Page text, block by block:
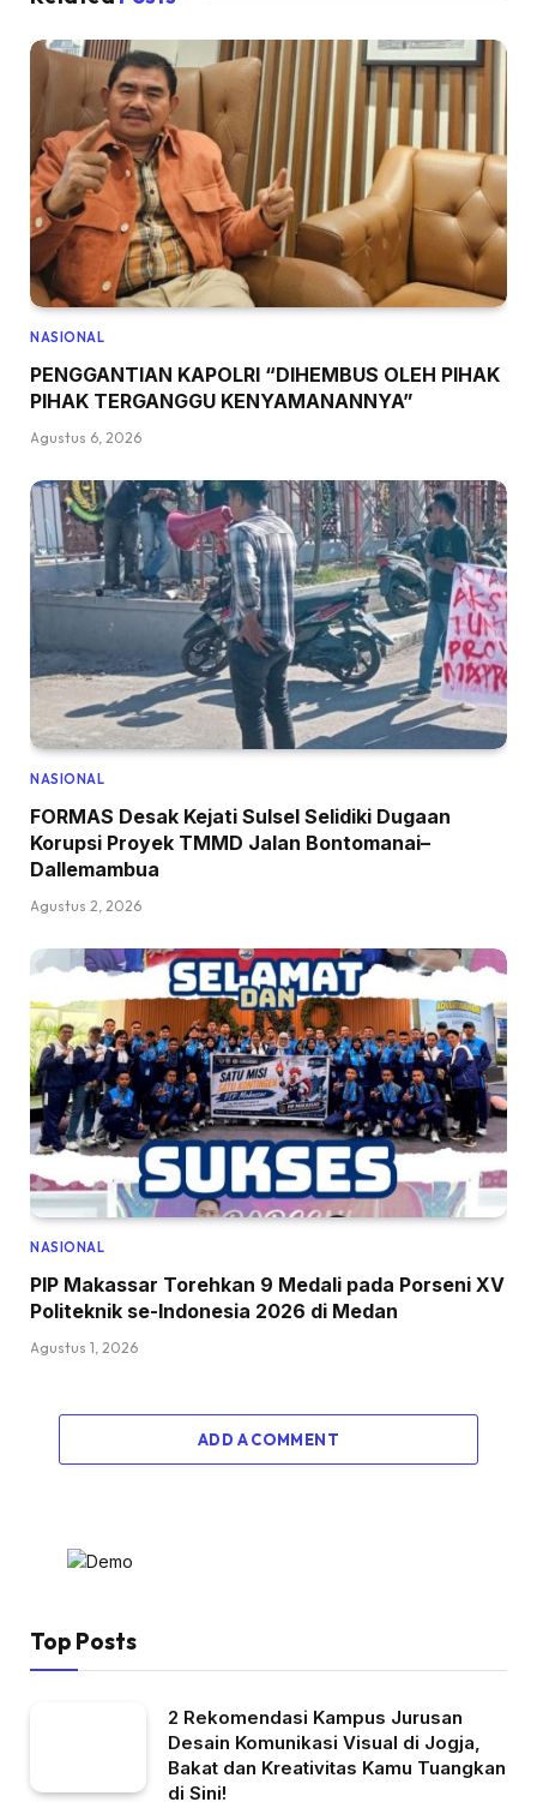
NASIONAL
PENGGANTIAN KAPOLRI “DIHEMBUS OLEH PIHAK
PIHAK TERGANGGU KENYAMANANNYA”
Agustus 6, 2026
NASIONAL
FORMAS Desak Kejati Sulsel Selidiki Dugaan
Korupsi Proyek TMMD Jalan Bontomanai–
Dallemambua
Agustus 2, 2026
NASIONAL
PIP Makassar Torehkan 9 Medali pada Porseni XV
Politeknik se-Indonesia 2026 di Medan
Agustus 1, 2026
ADD A COMMENT
Top Posts
2 Rekomendasi Kampus Jurusan
Desain Komunikasi Visual di Jogja,
Bakat dan Kreativitas Kamu Tuangkan
di Sini!